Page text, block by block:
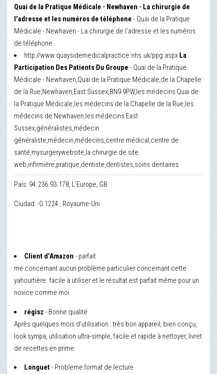
Quai de la Pratique Médicale - Newhaven - La chirurgie de
l'adresse et les numéros de téléphone - Quai de la Pratique
Médicale - Newhaven - La chirurgie de l'adresse et les numéros
de téléphone
http://www.quaysidemedicalpractice.nhs.uk/ppg.aspx La
Participation Des Patients Du Groupe - Quai de la Pratique
Médicale - Newhaven,Quai de la Pratique Médicale,de la Chapelle
de la Rue,Newhaven,East Sussex,BN9 9PW,les médecins Quai de
la Pratique Médicale,les médecins de la Chapelle de la Rue,les
médecins de Newhaven,les médecins East
Sussex,généralistes,médecin
généraliste,médecin,médecins,centre médical,centre de
santé,mysurgerywebsite,la chirurgie de site
web,infirmière,pratique,dentiste,dentistes,soins dentaires
País: 94.236.93.178, L'Europe, GB
Ciudad: -0.1224 , Royaume-Uni
Client d'Amazon - parfait
me concernant aucun problème particulier concernant cette
yahourtière. facile à utiliser et le résultat est parfait même pour un
novice comme moi
régisz - Bonne qualité
Après quelques mois d'utilisation : très bon appareil, bien conçu,
look sympa, utilisation ultra-simple, facile et rapide à nettoyer, livret
de recettes en prime.
Longuet - Probleme format de lecture